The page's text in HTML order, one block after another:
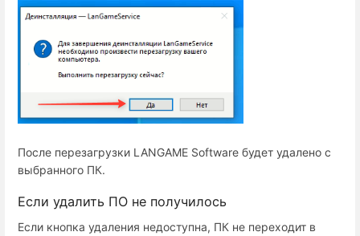
После перезагрузки LANGAME Software будет удалено с
выбранного ПК.
Если удалить ПО не получилось
Если кнопка удаления недоступна, ПК не переходит в